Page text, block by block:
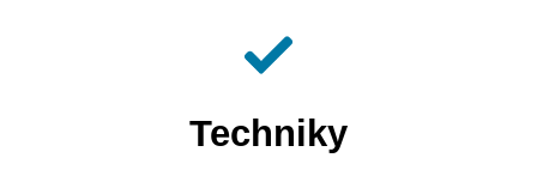
Techniky